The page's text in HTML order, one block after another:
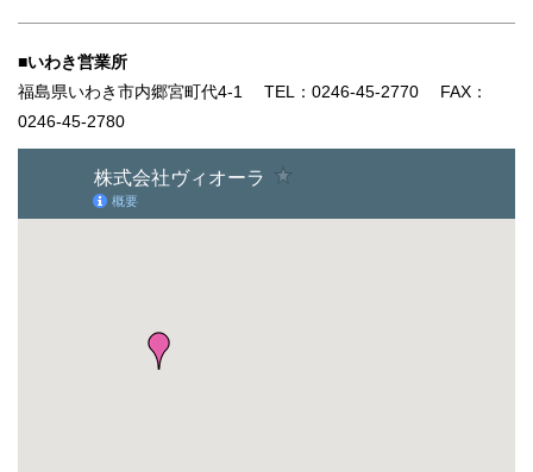
■いわき営業所
福島県いわき市内郷宮町代4-1 TEL：0246-45-2770 FAX：
0246-45-2780